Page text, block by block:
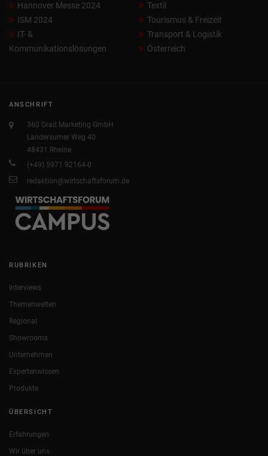
Hannover Messe 2024
ISM 2024
IT- &
Kommunikationslösungen
Textil
Tourismus & Freizeit
Transport & Logistik
Österreich
ANSCHRIFT
360 Grad Marketing GmbH
Landersumer Weg 40
48431 Rheine
(+49) 5971 92164-0
redaktion@wirtschaftsforum.de
RUBRIKEN
Interviews
Themenwelten
Regional
Showrooms
Unternehmen
Expertenwissen
Produkte
ÜBERSICHT
Erfahrungen
Wir über uns